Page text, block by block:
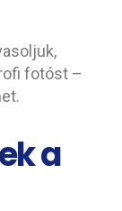
fotóst –
a